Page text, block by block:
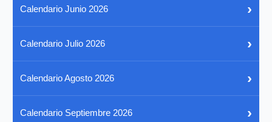
Calendario Junio 2026 ›
Calendario Julio 2026 ›
Calendario Agosto 2026 ›
Calendario Septiembre 2026 ›